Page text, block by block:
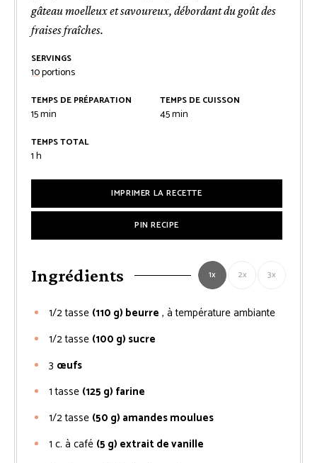
gâteau moelleux et savoureux, débordant du goût des
fraises fraîches.
SERVINGS
10portions
TEMPS DE PRÉPARATION
15minutes
min
TEMPS DE CUISSON
45minutes
min
TEMPS TOTAL
1heure
h
IMPRIMER LA RECETTE
PIN RECIPE
Ingrédients 1x 2x 3x
1/2tasse (110 g) beurre , à température ambiante
1/2tasse (100 g) sucre
3 œufs
1 tasse (125 g) farine
1/2tasse (50 g) amandes moulues
1 c. à café (5 g) extrait de vanille